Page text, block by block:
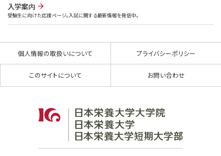
入学案内
受験生に向けた応援ページ。入試に関する最新情報を発信中。
個人情報の取扱いについて プライバシーポリシー
このサイトについて お問い合わせ